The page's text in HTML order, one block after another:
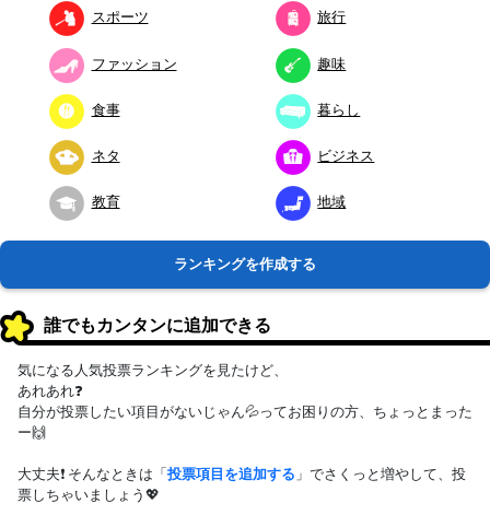
スポーツ 旅行
ファッション 趣味
食事 暮らし
ネタ ビジネス
教育 地域
ランキングを作成する
誰でもカンタンに追加できる
気になる人気投票ランキングを見たけど、
あれあれ❓
自分が投票したい項目がないじゃん💦ってお困りの方、ちょっとまった
ー🙌
大丈夫❗ そんなときは「投票項目を追加する 」でさくっと増やして、投
票しちゃいましょう💖